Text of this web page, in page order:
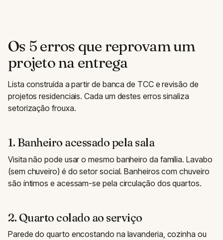
Os 5 erros que reprovam um
projeto na entrega
Lista construída a partir de banca de TCC e revisão de
projetos residenciais. Cada um destes erros sinaliza
setorização frouxa.
1. Banheiro acessado pela sala
Visita não pode usar o mesmo banheiro da família. Lavabo
(sem chuveiro) é do setor social. Banheiros com chuveiro
são íntimos e acessam-se pela circulação dos quartos.
2. Quarto colado ao serviço
Parede do quarto encostando na lavanderia, cozinha ou